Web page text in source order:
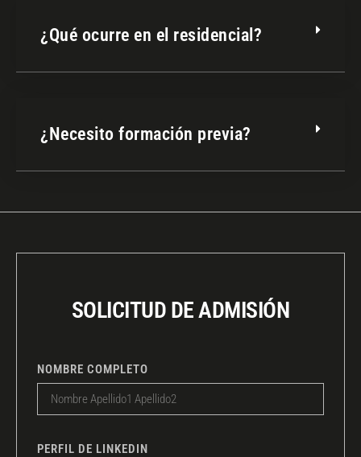
¿Qué ocurre en el residencial?
¿Necesito formación previa?
SOLICITUD DE ADMISIÓN
NOMBRE COMPLETO
PERFIL DE LINKEDIN